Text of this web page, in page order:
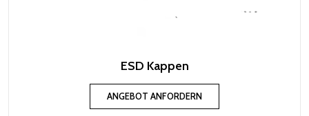
ESD Kappen
ANGEBOT ANFORDERN